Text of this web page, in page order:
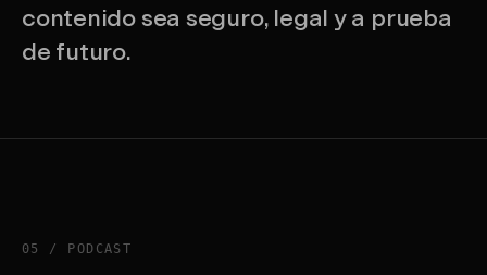
contenido sea seguro, legal y a prueba
de futuro.
05 / PODCAST